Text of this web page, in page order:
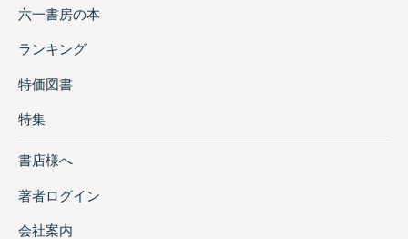
六一書房の本
ランキング
特価図書
特集
書店様へ
著者ログイン
会社案内